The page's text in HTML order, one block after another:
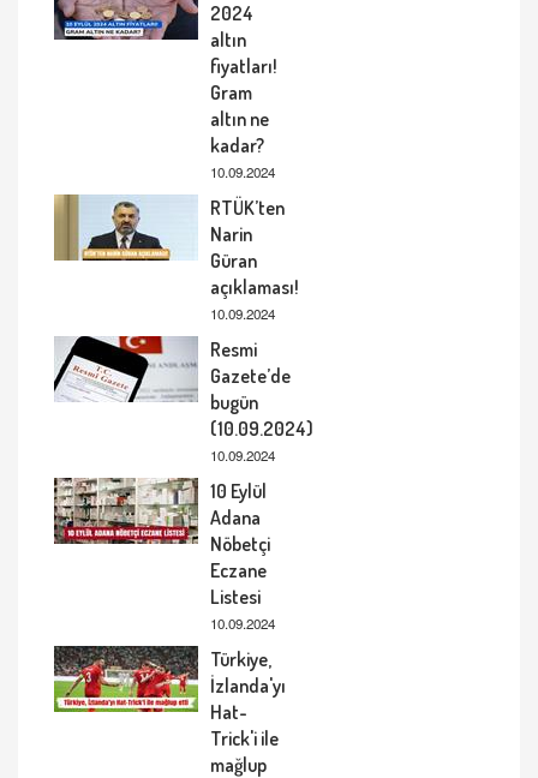
2024
altın
fiyatları!
Gram
altın ne
kadar?
10.09.2024
RTÜK’ten
Narin
Güran
açıklaması!
10.09.2024
Resmi
Gazete’de
bugün
(10.09.2024)
10.09.2024
10 Eylül
Adana
Nöbetçi
Eczane
Listesi
10.09.2024
Türkiye,
İzlanda'yı
Hat-
Trick'i ile
mağlup